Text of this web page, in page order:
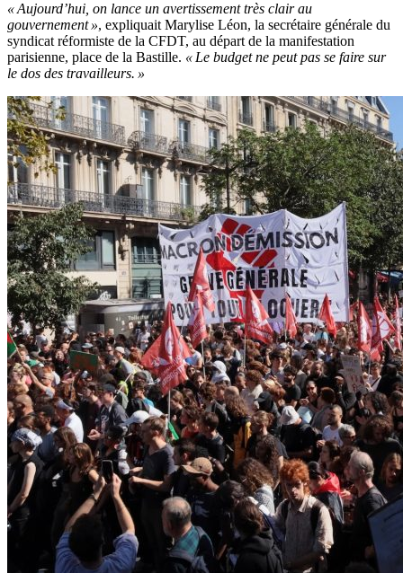
« Aujourd’hui, on lance un avertissement très clair au
gouvernement », expliquait Marylise Léon, la secrétaire générale du
syndicat réformiste de la CFDT, au départ de la manifestation
parisienne, place de la Bastille. « Le budget ne peut pas se faire sur
le dos des travailleurs. »